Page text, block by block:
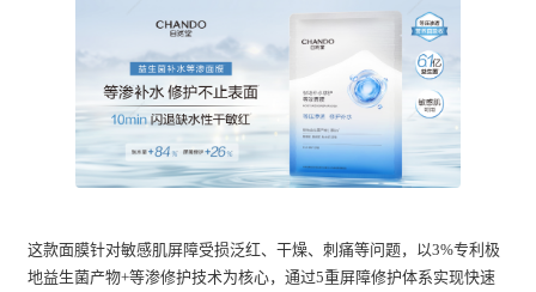
这款面膜针对敏感肌屏障受损泛红、干燥、刺痛等问题，以3%专利极
地益生菌产物+等渗修护技术为核心，通过5重屏障修护体系实现快速